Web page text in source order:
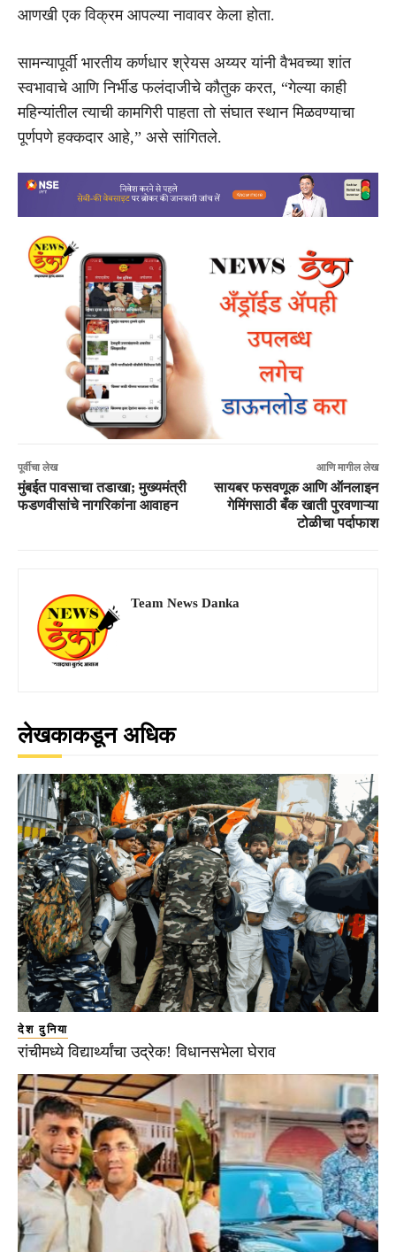
आणखी एक विक्रम आपल्या नावावर केला होता.
सामन्यापूर्वी भारतीय कर्णधार श्रेयस अय्यर यांनी वैभवच्या शांत
स्वभावाचे आणि निर्भीड फलंदाजीचे कौतुक करत, “गेल्या काही
महिन्यांतील त्याची कामगिरी पाहता तो संघात स्थान मिळवण्याचा
पूर्णपणे हक्कदार आहे,” असे सांगितले.
पूर्वीचा लेख
मुंबईत पावसाचा तडाखा; मुख्यमंत्री
फडणवीसांचे नागरिकांना आवाहन
आणि मागील लेख
सायबर फसवणूक आणि ऑनलाइन
गेमिंगसाठी बँक खाती पुरवणाऱ्या
टोळीचा पर्दाफाश
Team News Danka
लेखकाकडून अधिक
देश दुनिया
रांचीमध्ये विद्यार्थ्यांचा उद्रेक! विधानसभेला घेराव